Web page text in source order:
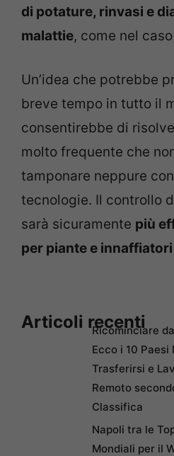
di potature, rinvasi e
malattie, come nel
Un’idea che potrebbe
breve tempo in tutto il
consentirebbe di
molto frequente che
tamponare neppure
tecnologie. Il controllo
sarà sicuramente più
per piante e
Articoli recenti
Ricominciare
Ecco i 10
Trasferirsi e
Remoto
Classifica
Napoli tra le
Mondiali per il